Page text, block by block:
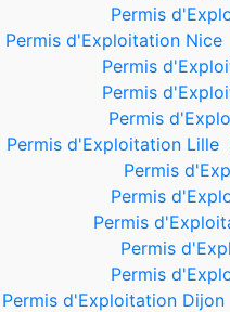
Permis
Permis d'Exploitation Nice
Permis
Permis
Permis
Permis d'Exploitation Lille
Permis
Permis
Permis
Permis
Permis
Permis d'Exploitation Dijon